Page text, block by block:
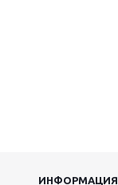
ИНФОРМАЦИЯ